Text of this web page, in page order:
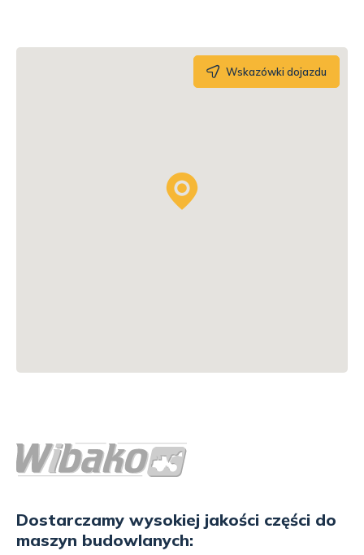
Wskazówki dojazdu
Dostarczamy wysokiej jakości części do
maszyn budowlanych: